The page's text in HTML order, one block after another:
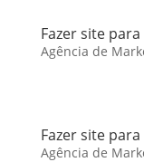
Fazer site
Agência de
Fazer site
Agência de